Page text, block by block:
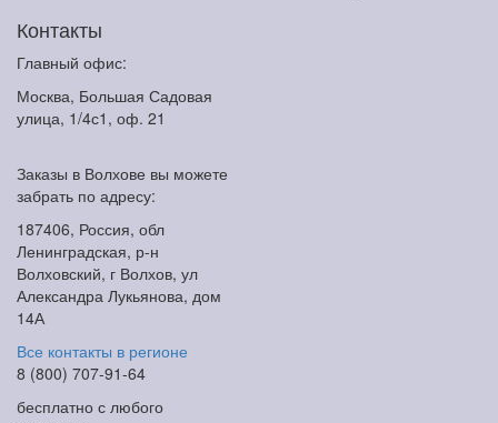
Контакты
Главный офис:
Москва, Большая Садовая
улица, 1/4с1, оф. 21
Заказы в Волхове вы можете
забрать по адресу:
187406, Россия, обл
Ленинградская, р-н
Волховский, г Волхов, ул
Александра Лукьянова, дом
14А
Все контакты в регионе
8 (800) 707-91-64
бесплатно с любого